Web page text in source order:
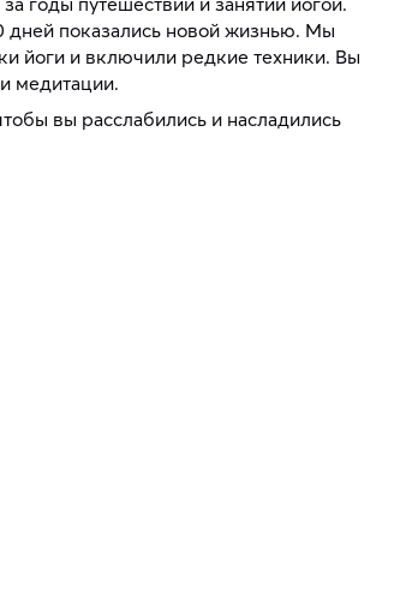
дней показались новой жизнью. Мы
йоги и включили редкие техники. Вы
медитации.
вы расслабились и насладились